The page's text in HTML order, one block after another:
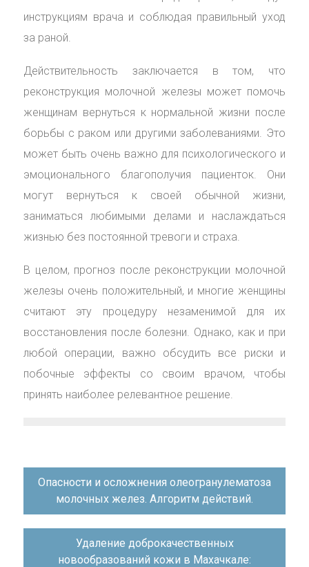
инструкциям врача и соблюдая правильный уход
за раной.
Действительность заключается в том, что
реконструкция молочной железы может помочь
женщинам вернуться к нормальной жизни после
борьбы с раком или другими заболеваниями. Это
может быть очень важно для психологического и
эмоционального благополучия пациенток. Они
могут вернуться к своей обычной жизни,
заниматься любимыми делами и наслаждаться
жизнью без постоянной тревоги и страха.
В целом, прогноз после реконструкции молочной
железы очень положительный, и многие женщины
считают эту процедуру незаменимой для их
восстановления после болезни. Однако, как и при
любой операции, важно обсудить все риски и
побочные эффекты со своим врачом, чтобы
принять наиболее релевантное решение.
Навигация
Опасности и осложнения олеогранулематоза
молочных желез. Алгоритм действий.
Удаление доброкачественных
новообразований кожи в Махачкале: